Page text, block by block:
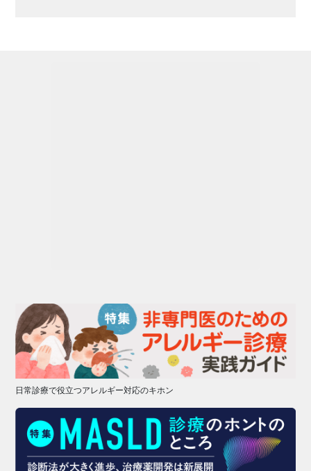
日常診療で役立つアレルギー対応のキホン